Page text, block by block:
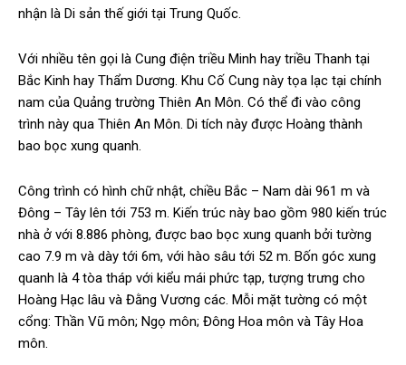
nhận là Di sản thế giới tại Trung Quốc.
Với nhiều tên gọi là Cung điện triều Minh hay triều Thanh tại
Bắc Kinh hay Thẩm Dương. Khu Cố Cung này tọa lạc tại chính
nam của Quảng trường Thiên An Môn. Có thể đi vào công
trình này qua Thiên An Môn. Di tích này được Hoàng thành
bao bọc xung quanh.
Công trình có hình chữ nhật, chiều Bắc – Nam dài 961 m và
Đông – Tây lên tới 753 m. Kiến trúc này bao gồm 980 kiến trúc
nhà ở với 8.886 phòng, được bao bọc xung quanh bởi tường
cao 7.9 m và dày tới 6m, với hào sâu tới 52 m. Bốn góc xung
quanh là 4 tòa tháp với kiểu mái phức tạp, tượng trưng cho
Hoàng Hạc lâu và Đằng Vương các. Mỗi mặt tường có một
cổng: Thần Vũ môn; Ngọ môn; Đông Hoa môn và Tây Hoa
môn.